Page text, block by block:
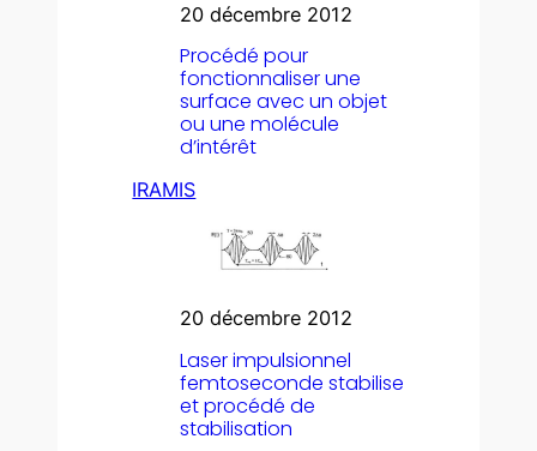
20 décembre 2012
Procédé pour
fonctionnaliser une
surface avec un objet
ou une molécule
d’intérêt
IRAMIS
20 décembre 2012
Laser impulsionnel
femtoseconde stabilise
et procédé de
stabilisation